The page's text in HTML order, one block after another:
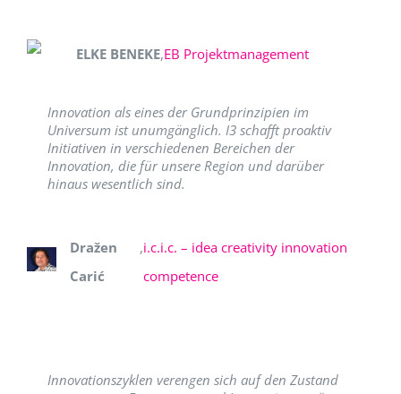
ELKE BENEKE,EB Projektmanagement
Innovation als eines der Grundprinzipien im
Universum ist unumgänglich. I3 schafft proaktiv
Initiativen in verschiedenen Bereichen der
Innovation, die für unsere Region und darüber
hinaus wesentlich sind.
Dražen
Carić
,i.c.i.c. – idea creativity innovation
competence
Innovationszyklen verengen sich auf den Zustand